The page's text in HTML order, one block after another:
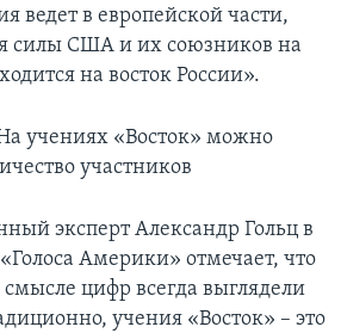
ведет в европейской части,
силы США и их союзников на
на восток России».
учениях «Восток» можно
участников
эксперт Александр Гольц в
Америки» отмечает, что
цифр всегда выглядели
учения «Восток» – это